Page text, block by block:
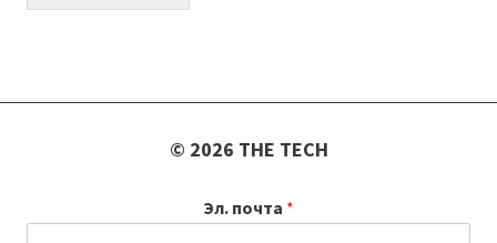
© 2026 THE TECH
Эл. почта *